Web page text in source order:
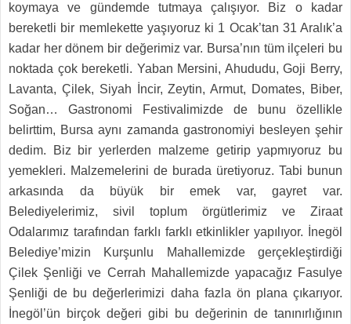
koymaya ve gündemde tutmaya çalışıyor. Biz o kadar
bereketli bir memlekette yaşıyoruz ki 1 Ocak’tan 31 Aralık’a
kadar her dönem bir değerimiz var. Bursa’nın tüm ilçeleri bu
noktada çok bereketli. Yaban Mersini, Ahududu, Goji Berry,
Lavanta, Çilek, Siyah İncir, Zeytin, Armut, Domates, Biber,
Soğan… Gastronomi Festivalimizde de bunu özellikle
belirttim, Bursa aynı zamanda gastronomiyi besleyen şehir
dedim. Biz bir yerlerden malzeme getirip yapmıyoruz bu
yemekleri. Malzemelerini de burada üretiyoruz. Tabi bunun
arkasında da büyük bir emek var, gayret var.
Belediyelerimiz, sivil toplum örgütlerimiz ve Ziraat
Odalarımız tarafından farklı farklı etkinlikler yapılıyor. İnegöl
Belediye’mizin Kurşunlu Mahallemizde gerçekleştirdiği
Çilek Şenliği ve Cerrah Mahallemizde yapacağız Fasulye
Şenliği de bu değerlerimizi daha fazla ön plana çıkarıyor.
İnegöl’ün birçok değeri gibi bu değerinin de tanınırlığının